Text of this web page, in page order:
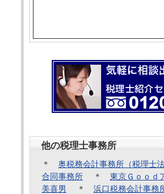
他の税理士事務所
＊ 奥税務会計事務所（税理士法
合同事務所 ＊ 東京Ｇｏｏｄ
美喜男
＊ 浜口税務会計事務